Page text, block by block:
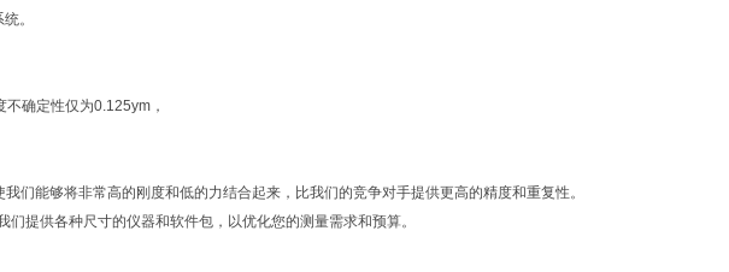
。
确定性仅为0.125ym，
们能够将非常高的刚度和低的力结合起来，比我们的竞争对手提供更高的精度和重复性。
提供各种尺寸的仪器和软件包，以优化您的测量需求和预算。